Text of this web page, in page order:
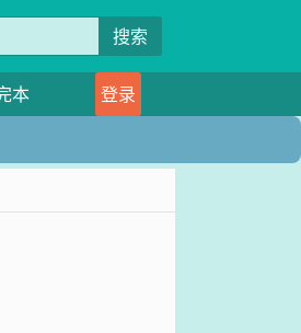
搜索
本
登录